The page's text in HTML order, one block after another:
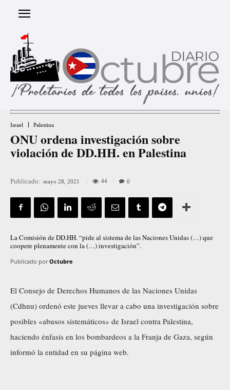
Israel Palestina
ONU ordena investigación sobre
violación de DD.HH. en Palestina
Publicado: mayo 28, 2021 44 0
La Comisión de DD.HH. “pide al sistema de las Naciones Unidas (…) que
coopere plenamente con la (…) investigación”.
Publicado por Octubre
El Consejo de Derechos Humanos de las Naciones Unidas
(Cdhnu) ordenó este jueves llevar a cabo una investigación sobre
posibles «abusos sistemáticos» de Israel contra Palestina,
haciendo énfasis en los bombardeos a la Franja de Gaza, según
informó la entidad en su página web.